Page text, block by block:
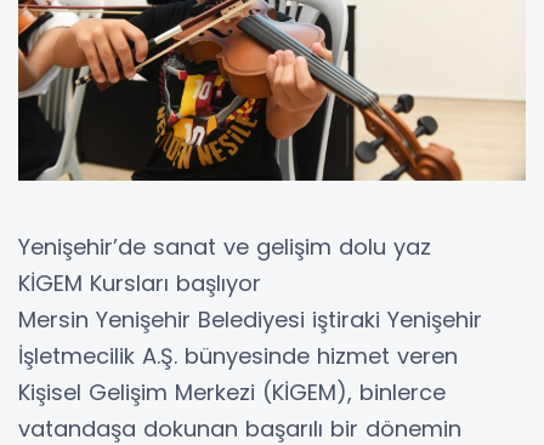
Yenişehir’de sanat ve gelişim dolu yaz
KİGEM Kursları başlıyor
Mersin Yenişehir Belediyesi iştiraki Yenişehir
İşletmecilik A.Ş. bünyesinde hizmet veren
Kişisel Gelişim Merkezi (KİGEM), binlerce
vatandaşa dokunan başarılı bir dönemin